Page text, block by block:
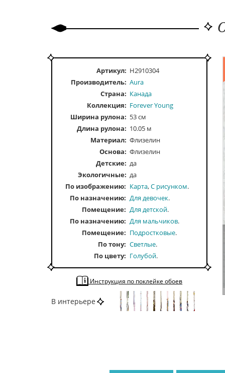
Артикул: H2910304
Производитель: Aura
Страна: Канада
Коллекция: Forever Young
Ширина рулона: 53 см
Длина рулона: 10.05 м
Материал: Флизелин
Основа: Флизелин
Детские: да
Экологичные: да
По изображению
Карта С рисунком
По назначению
Для девочек
Помещение
Для детской
По назначению
Для мальчиков
Помещение
Подростковые
По тону
Светлые
По цвету
Голубой
Инструкция по поклейке обоев
В интерьере